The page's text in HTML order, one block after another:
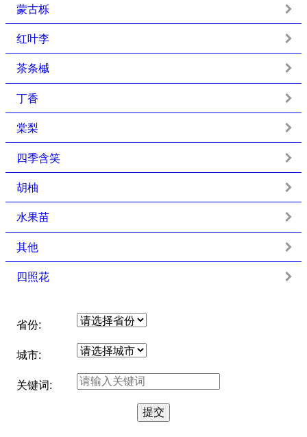
蒙古栎
红叶李
茶条槭
丁香
棠梨
四季含笑
胡柚
水果苗
其他
四照花
省份:
城市:
关键词: